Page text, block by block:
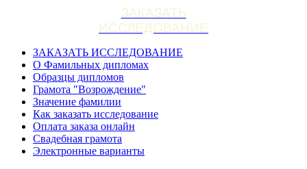
ЗАКАЗАТЬ
ИССЛЕДОВАНИЕ
ЗАКАЗАТЬ ИССЛЕДОВАНИЕ
О Фамильных дипломах
Образцы дипломов
Грамота "Возрождение"
Значение фамилии
Как заказать исследование
Оплата заказа онлайн
Свадебная грамота
Электронные варианты